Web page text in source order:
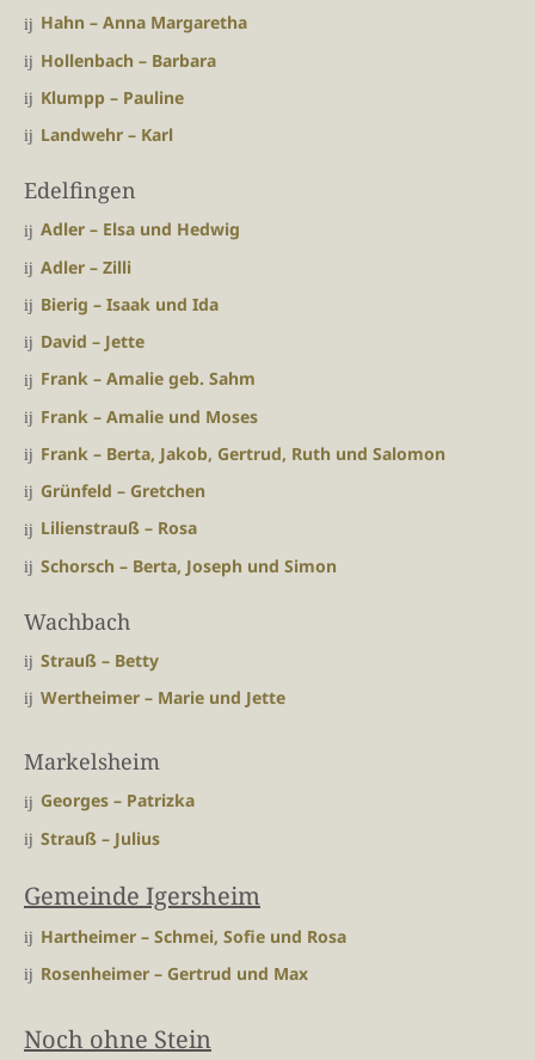
Hahn – Anna Margaretha
Hollenbach – Barbara
Klumpp – Pauline
Landwehr – Karl
Edelfingen
Adler – Elsa und Hedwig
Adler – Zilli
Bierig – Isaak und Ida
David – Jette
Frank – Amalie geb. Sahm
Frank – Amalie und Moses
Frank – Berta, Jakob, Gertrud, Ruth und Salomon
Grünfeld – Gretchen
Lilienstrauß – Rosa
Schorsch – Berta, Joseph und Simon
Wachbach
Strauß – Betty
Wertheimer – Marie und Jette
Markelsheim
Georges – Patrizka
Strauß – Julius
Gemeinde Igersheim
Hartheimer – Schmei, Sofie und Rosa
Rosenheimer – Gertrud und Max
Noch ohne Stein